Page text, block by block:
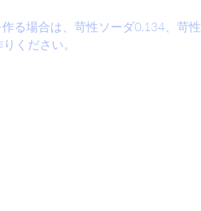
る場合は、苛性ソーダ0.134、苛性
ください。